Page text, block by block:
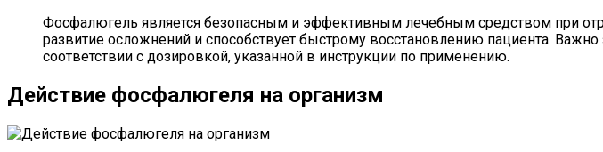
Фосфалюгель является безопасным и эффективным лечебным средством при
развитие осложнений и способствует быстрому восстановлению пациента.
соответствии с дозировкой, указанной в инструкции по применению.
Действие фосфалюгеля на организм